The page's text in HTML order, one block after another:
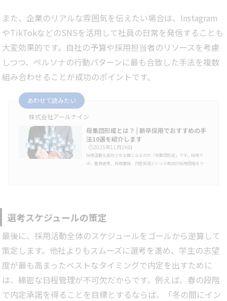
また、企業のリアルな雰囲気を伝えたい場合は、Instagram
やTikTokなどのSNSを活用して社員の日常を発信することも
大変効果的です。自社の予算や採用担当者のリソースを考慮
しつつ、ペルソナの行動パターンに最も合致した手法を複数
組み合わせることが成功のポイントです。
あわせて読みたい
株式会社アールナイン
母集団形成とは？ | 新卒採用でおすすめの手
法10選を紹介します
🕒️2025年11月26日
採用活動を成功させる鍵となるのが「母集団形成」です。採用で
は、書類選考、採用面接、内定受諾といった数回の採用段階をクリ
深め、採用活動の厚…
選考スケジュールの策定
最後に、採用活動全体のスケジュールをゴールから逆算して
策定します。他社よりもスムーズに選考を進め、学生の志望
度が最も高まったベストなタイミングで内定を出すために
は、綿密な日程管理が不可欠だからです。例えば、春の段階
で内定承諾を得ることを目標とするならば、「冬の間にイン